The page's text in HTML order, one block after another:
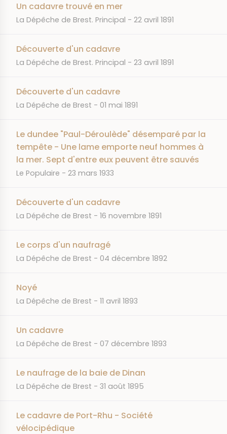
Un cadavre trouvé en mer
JOURNAL
La Dépêche de Brest. Principal DATE
22 avril 1891
Découverte d'un cadavre
JOURNAL
La Dépêche de Brest. Principal DATE
23 avril 1891
Découverte d'un cadavre
JOURNAL
La Dépêche de Brest DATE
01 mai 1891
Le dundee "Paul-Déroulède" désemparé par la
tempête - Une lame emporte neuf hommes à
la mer. Sept d'entre eux peuvent être sauvés
JOURNAL
Le Populaire DATE
23 mars 1933
Découverte d'un cadavre
JOURNAL
La Dépêche de Brest DATE
16 novembre 1891
Le corps d'un naufragé
JOURNAL
La Dépêche de Brest DATE
04 décembre 1892
Noyé
JOURNAL
La Dépêche de Brest DATE
11 avril 1893
Un cadavre
JOURNAL
La Dépêche de Brest DATE
07 décembre 1893
Le naufrage de la baie de Dinan
JOURNAL
La Dépêche de Brest DATE
31 août 1895
Le cadavre de Port-Rhu - Société
vélocipédique